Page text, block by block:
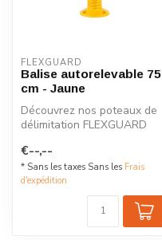
FLEXGUARD
Balise autorelevable 75
cm - Jaune
Découvrez nos poteaux de
délimitation FLEXGUARD
plusie...
€--,--
* Sans les taxes Sans les Frais
d'expédition